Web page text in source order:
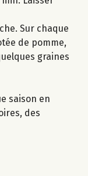
Sur chaque
de pomme,
graines
saison en
des